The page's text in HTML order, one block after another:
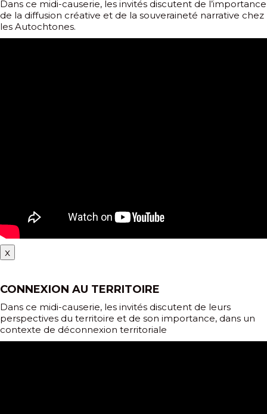
Dans ce midi-causerie, les invités discutent de l’importance
de la diffusion créative et de la souveraineté narrative chez
les Autochtones.
x
CONNEXION AU TERRITOIRE
Dans ce midi-causerie, les invités discutent de leurs
perspectives du territoire et de son importance, dans un
contexte de déconnexion territoriale